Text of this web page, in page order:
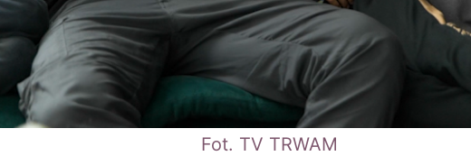
Fot. TV TRWAM